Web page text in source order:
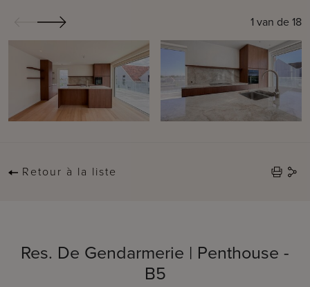
1 van de18
Retour à la liste
Res. De Gendarmerie | Penthouse -
B5